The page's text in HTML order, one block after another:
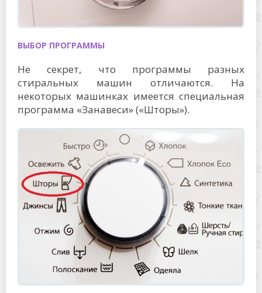
ВЫБОР ПРОГРАММЫ
Не секрет, что программы разных
стиральных машин отличаются. На
некоторых машинках имеется специальная
программа «Занавеси» («Шторы»).